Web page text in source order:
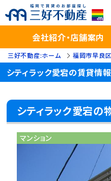
会社紹介・店舗案内
三好不動産:ホーム 福岡市早良区
シティラック愛宕の賃貸情報
シティラック愛宕の
マンション